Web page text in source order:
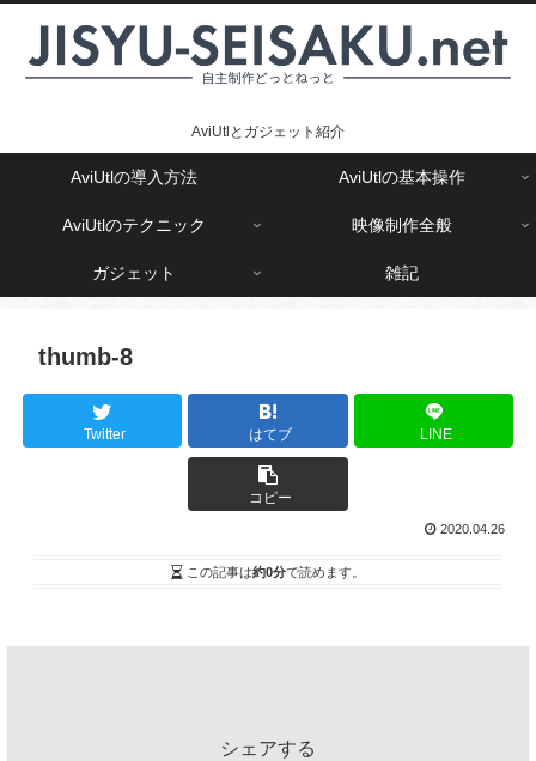
AviUtlとガジェット紹介
AviUtlの導入方法 AviUtlの基本操作
AviUtlのテクニック 映像制作全般
ガジェット 雑記
thumb-8
Twitter はてブ LINE
コピー
2020.04.26
この記事は約0分で読めます。
シェアする